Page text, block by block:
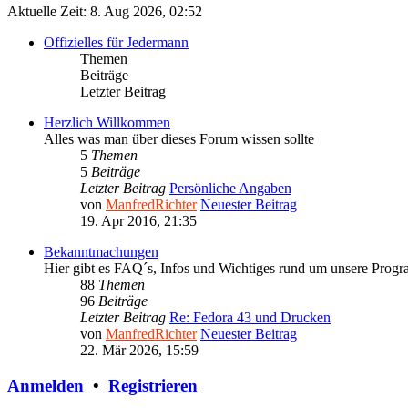
Aktuelle Zeit: 8. Aug 2026, 02:52
Offizielles für Jedermann
Themen
Beiträge
Letzter Beitrag
Herzlich Willkommen
Alles was man über dieses Forum wissen sollte
5 Themen
5 Beiträge
Letzter Beitrag Persönliche Angaben
von ManfredRichter Neuester Beitrag
19. Apr 2016, 21:35
Bekanntmachungen
Hier gibt es FAQ´s, Infos und Wichtiges rund um unsere
88 Themen
96 Beiträge
Letzter Beitrag Re: Fedora 43 und Drucken
von ManfredRichter Neuester Beitrag
22. Mär 2026, 15:59
Anmelden • Registrieren